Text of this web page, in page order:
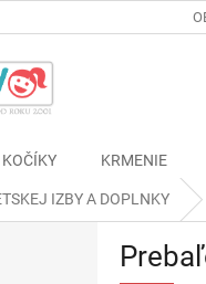
KOČÍKY KRMENIE
IZBY A DOPLNKY